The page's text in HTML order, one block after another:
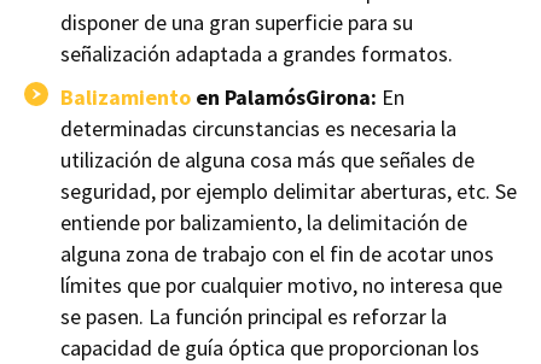
disponer de una gran superficie para su
señalización adaptada a grandes formatos.
Balizamiento en PalamósGirona: En
determinadas circunstancias es necesaria la
utilización de alguna cosa más que señales de
seguridad, por ejemplo delimitar aberturas, etc. Se
entiende por balizamiento, la delimitación de
alguna zona de trabajo con el fin de acotar unos
límites que por cualquier motivo, no interesa que
se pasen. La función principal es reforzar la
capacidad de guía óptica que proporcionan los